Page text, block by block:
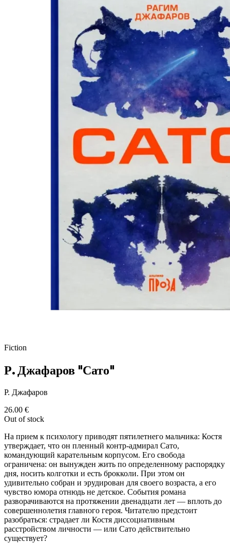
Fiction
Р. Джафаров "Сато"
Р. Джафаров
26.00 €
Out of stock
На прием к психологу приводят пятилетнего мальчика: Костя
утверждает, что он пленный контр-адмирал Сато,
командующий карательным корпусом. Его свобода
ограничена: он вынужден жить по определенному распорядку
дня, носить колготки и есть брокколи. При этом он
удивительно собран и эрудирован для своего возраста, а его
чувство юмора отнюдь не детское. События романа
разворачиваются на протяжении двенадцати лет — вплоть до
совершеннолетия главного героя. Читателю предстоит
разобраться: страдает ли Костя диссоциативным
расстройством личности — или Сато действительно
существует?